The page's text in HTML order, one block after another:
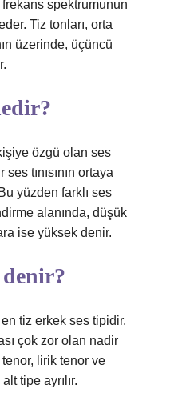
frekans spektrumunun
Tiz tonları, orta
üzerinde, üçüncü
özgü olan ses
tınısının ortaya
yüzden farklı ses
alanında, düşük
ise yüksek denir.
denir?
tiz erkek ses tipidir.
çok zor olan nadir
lirik tenor ve
tipe ayrılır.